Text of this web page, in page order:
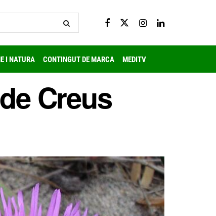
I NATURA CONTINGUT DE MARCA MEDITV
Creus